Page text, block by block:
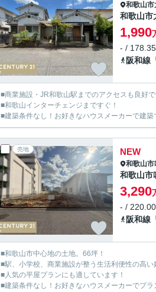
和歌山市
和歌山
1,990
- /
阪和線
■商業施設・JR和歌山駅までのアクセスも良好で
■和歌山インターチェンジまですぐ！
■建築条件なし！お好きなハウスメーカーで建築
売地 NEW
和歌山市
和歌山
3,290
- /
阪和線
■和歌山市中心地の土地。66坪！
■駅、小学校、商業施設が整う生活利便性の高い
■人気の平屋プランにも適しています！
■建築条件なし！お好きなハウスメーカーでプラ